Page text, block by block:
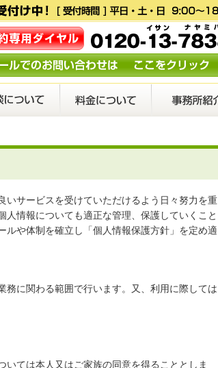
いサービスを受けていただけるよう日々努力を重
情報についても適正な管理、保護していくこと
や体制を確立し「個人情報保護方針」を定め適
に関わる範囲で行います。又、利用に際しては
ては本人又はご家族の同意を得ることとしま